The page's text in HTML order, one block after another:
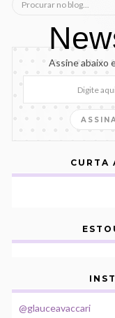
Assine abaixo
CURTA
@glauceavaccari